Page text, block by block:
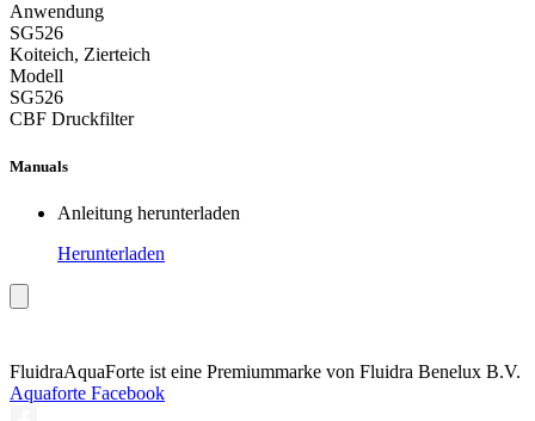
Anwendung
SG526
Koiteich, Zierteich
Modell
SG526
CBF Druckfilter
Manuals
Anleitung herunterladen
Herunterladen
FluidraAquaForte ist eine Premiummarke von Fluidra Benelux B.V.
Aquaforte Facebook